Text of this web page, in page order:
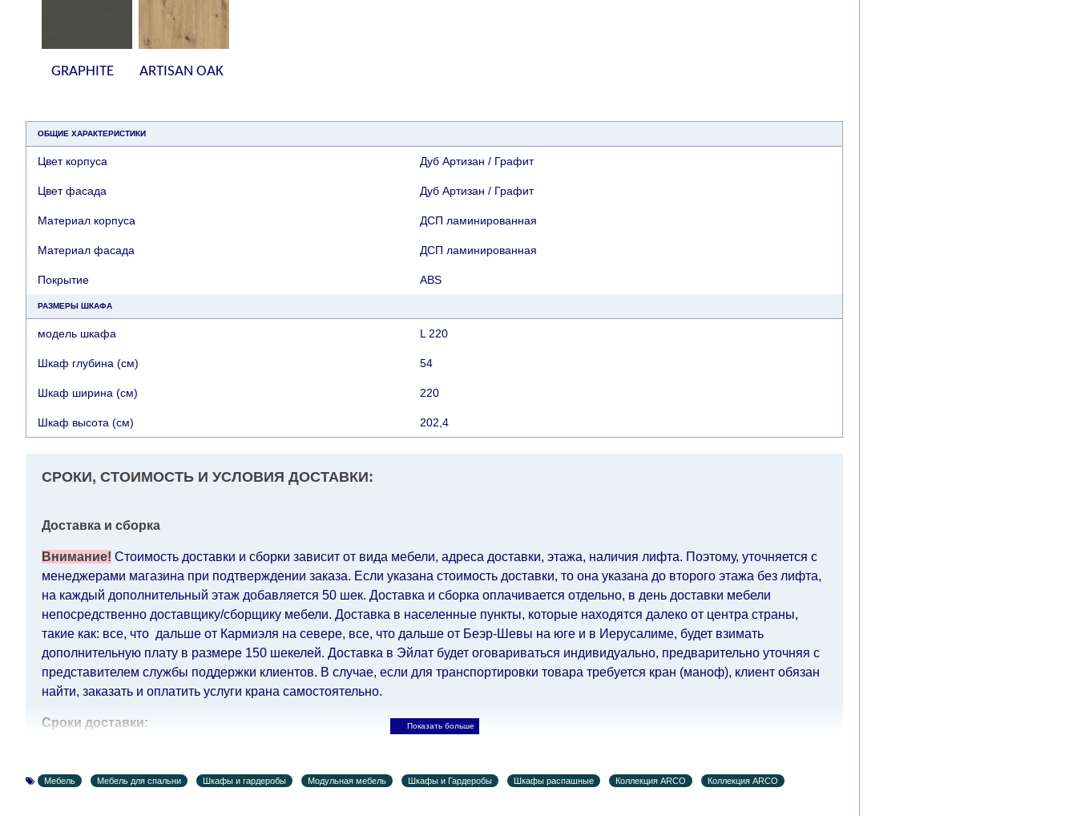
GRAPHITE ARTISAN OAK
ОБЩИЕ ХАРАКТЕРИСТИКИ
Цвет корпуса Дуб Артизан / Графит
Цвет фасада Дуб Артизан / Графит
Материал корпуса ДСП ламинированная
Материал фасада ДСП ламинированная
Покрытие АВS
РАЗМЕРЫ ШКАФА
модель шкафа L 220
Шкаф глубина (см) 54
Шкаф ширина (см) 220
Шкаф высота (см) 202,4
СРОКИ, СТОИМОСТЬ И УСЛОВИЯ ДОСТАВКИ:
Доставка и сборка
Внимание! Стоимость доставки и сборки зависит от вида мебели, адреса доставки, этажа, наличия лифта. Поэтому, уточняется с
менеджерами магазина при подтверждении заказа. Если указана стоимость доставки, то она указана до второго этажа без лифта,
на каждый дополнительный этаж добавляется 50 шек. Доставка и сборка оплачивается отдельно, в день доставки мебели
непосредственно доставщику/сборщику мебели. Доставка в населенные пункты, которые находятся далеко от центра страны,
такие как: все, что дальше от Кармиэля на севере, все, что дальше от Беэр-Шевы на юге и в Иерусалиме, будет взимать
дополнительную плату в размере 150 шекелей. Доставка в Эйлат будет оговариваться индивидуально, предварительно уточняя с
представителем службы поддержки клиентов. В случае, если для транспортировки товара требуется кран (маноф), клиент обязан
найти, заказать и оплатить услуги крана самостоятельно.
Сроки доставки:
воскресенья по четверг недели, исключая выходные, праздничные вечера и праздничные дни) от даты получения оплаты от
Мебель Мебель для спальни Шкафы и гардеробы Модульная мебель Шкафы и Гардеробы Шкафы распашные Коллекция ARCO Коллекция ARCO